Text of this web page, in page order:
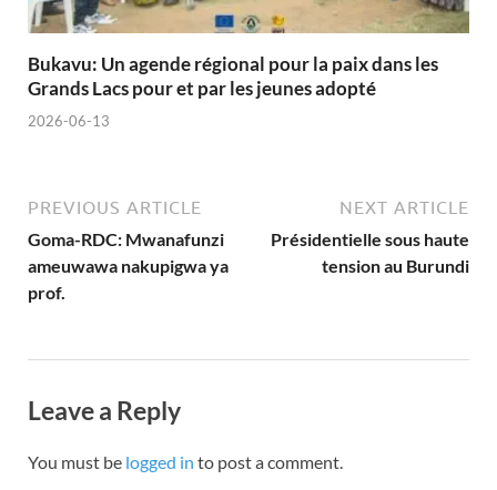
Bukavu: Un agende régional pour la paix dans les
Grands Lacs pour et par les jeunes adopté
2026-06-13
PREVIOUS ARTICLE
Goma-RDC: Mwanafunzi
ameuwawa nakupigwa ya
prof.
NEXT ARTICLE
Présidentielle sous haute
tension au Burundi
Leave a Reply
You must be logged in to post a comment.